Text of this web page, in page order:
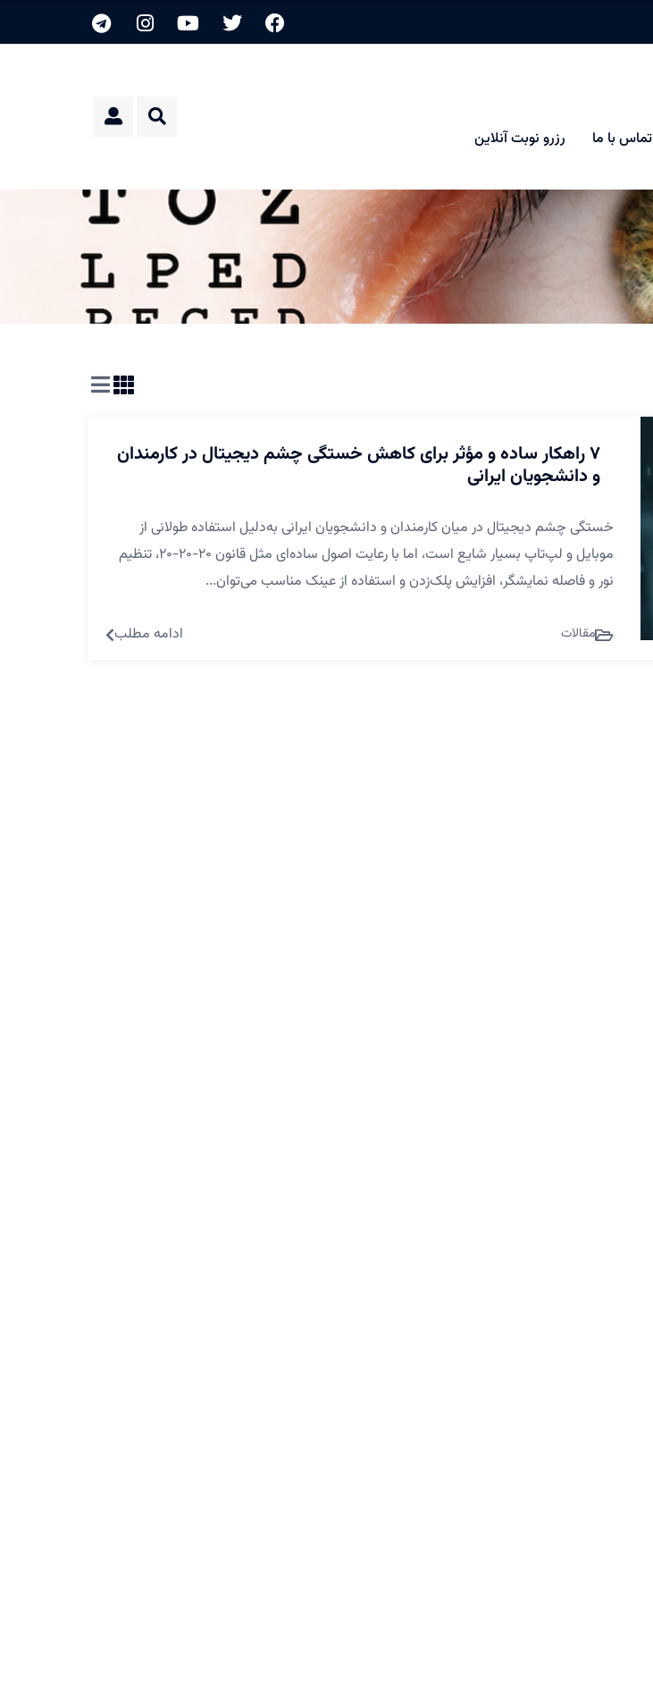
تماس با ما رزرو نوبت آنلاین
۷ راهکار ساده و مؤثر برای کاهش خستگی چشم دیجیتال در کارمندان
و دانشجویان ایرانی
خستگی چشم دیجیتال در میان کارمندان و دانشجویان ایرانی به‌دلیل استفاده طولانی از
موبایل و لپ‌تاپ بسیار شایع است، اما با رعایت اصول ساده‌ای مثل قانون ۲۰-۲۰-۲۰، تنظیم
نور و فاصله نمایشگر، افزایش پلک‌زدن و استفاده از عینک مناسب می‌توان...
مقالات ادامه مطلب